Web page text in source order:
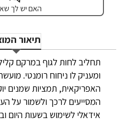
האם יש לך
תיאור
תחליב לחות לגוף במרקם
ומעניק לו ניחוח רומנטי.
האפריקאית, תמציות שמנים
המסייעים לרכך ולשמור על
אידאלי לשימוש בשעות היום